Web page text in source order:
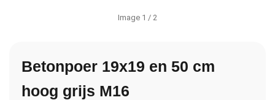
Image 1 / 2
Betonpoer 19x19 en 50 cm
hoog grijs M16